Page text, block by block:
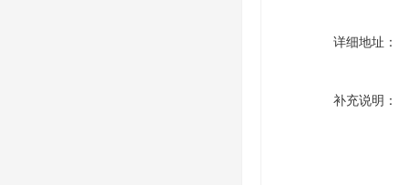
详细地址：
补充说明：